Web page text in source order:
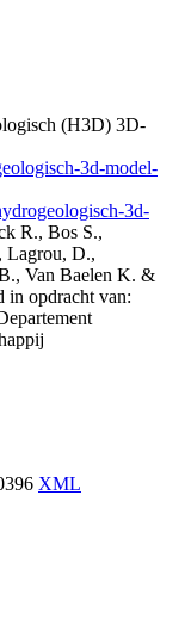
(H3D) 3D-
3d-model-
3d-
R., Bos S.,
Lagrou, D.,
Van Baelen K. &
in opdracht van:
XML